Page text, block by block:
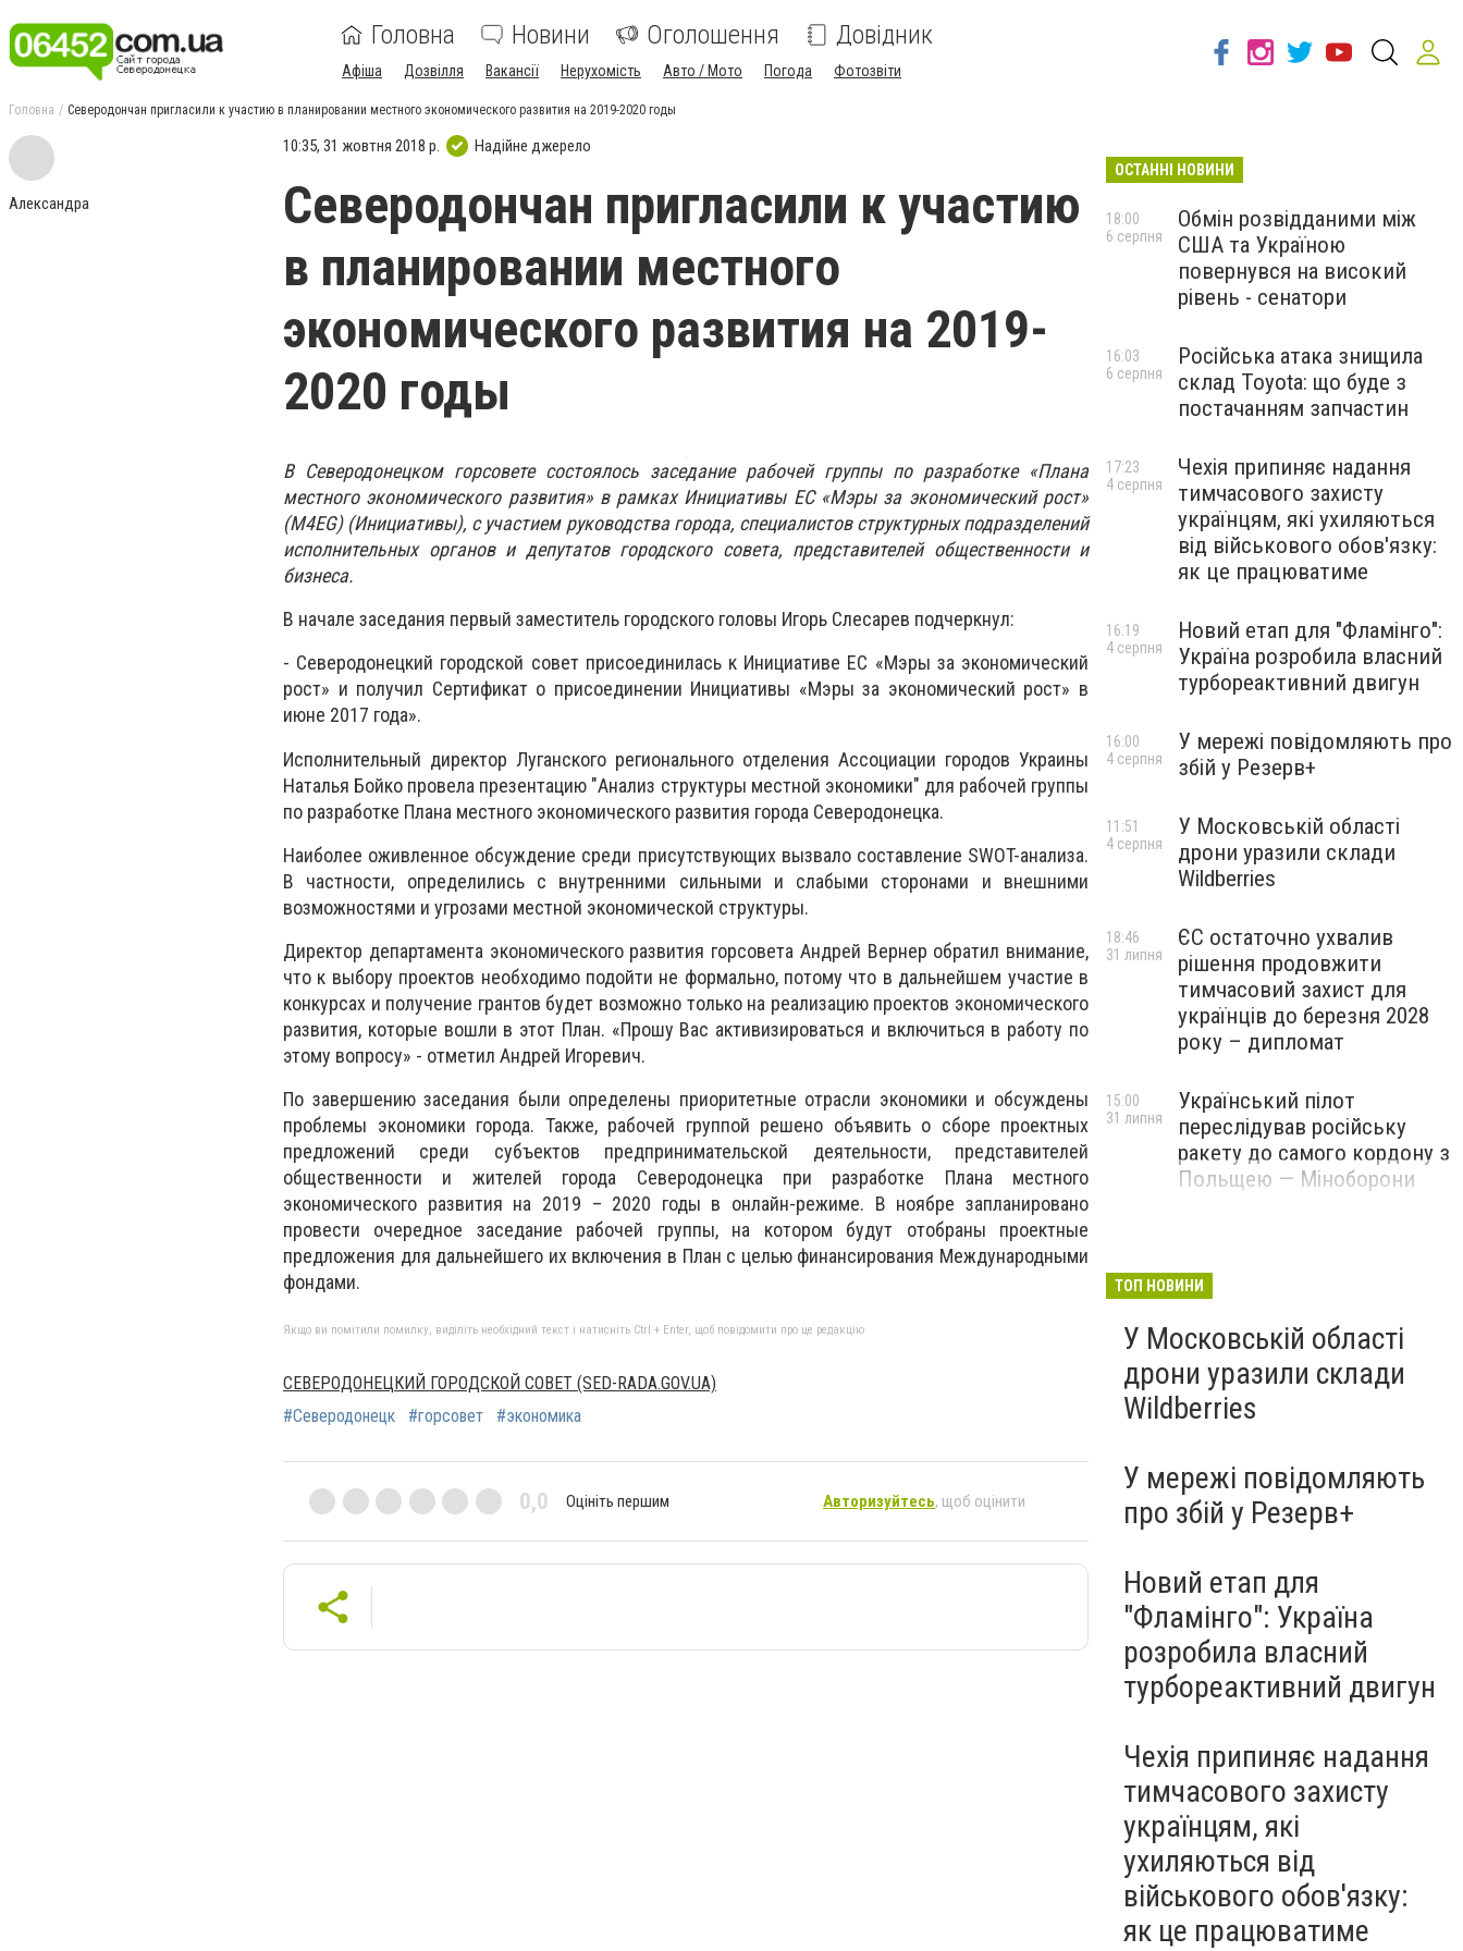
Головна Новини Оголошення Довідник
Афіша Дозвілля Вакансії Нерухомість Авто / Мото Погода Фотозвіти
Головна Северодончан пригласили к участию в планировании местного экономического развития на 2019-2020 годы
Александра
10:35, 31 жовтня 2018 р. Надійне джерело
Северодончан пригласили к участию
в планировании местного
экономического развития на 2019-
2020 годы
В Северодонецком горсовете состоялось заседание рабочей группы по разработке «Плана
местного экономического развития» в рамках Инициативы ЕС «Мэры за экономический рост»
(M4EG) (Инициативы), с участием руководства города, специалистов структурных подразделений
исполнительных органов и депутатов городского совета, представителей общественности и
бизнеса.
В начале заседания первый заместитель городского головы Игорь Слесарев подчеркнул:
- Северодонецкий городской совет присоединилась к Инициативе ЕС «Мэры за экономический
рост» и получил Сертификат о присоединении Инициативы «Мэры за экономический рост» в
июне 2017 года».
Исполнительный директор Луганского регионального отделения Ассоциации городов Украины
Наталья Бойко провела презентацию "Анализ структуры местной экономики" для рабочей группы
по разработке Плана местного экономического развития города Северодонецка.
Наиболее оживленное обсуждение среди присутствующих вызвало составление SWOT-анализа.
В частности, определились с внутренними сильными и слабыми сторонами и внешними
возможностями и угрозами местной экономической структуры.
Директор департамента экономического развития горсовета Андрей Вернер обратил внимание,
что к выбору проектов необходимо подойти не формально, потому что в дальнейшем участие в
конкурсах и получение грантов будет возможно только на реализацию проектов экономического
развития, которые вошли в этот План. «Прошу Вас активизироваться и включиться в работу по
этому вопросу» - отметил Андрей Игоревич.
По завершению заседания были определены приоритетные отрасли экономики и обсуждены
проблемы экономики города. Также, рабочей группой решено объявить о сборе проектных
предложений среди субъектов предпринимательской деятельности, представителей
общественности и жителей города Северодонецка при разработке Плана местного
экономического развития на 2019 – 2020 годы в онлайн-режиме. В ноябре запланировано
провести очередное заседание рабочей группы, на котором будут отобраны проектные
предложения для дальнейшего их включения в План с целью финансирования Международными
фондами.
Якщо ви помітили помилку, виділіть необхідний текст і натисніть Ctrl + Enter, щоб повідомити про це редакцію
СЕВЕРОДОНЕЦКИЙ ГОРОДСКОЙ СОВЕТ (SED-RADA.GOV.UA)
#Северодонецк
#горсовет #экономика
0,0 Оцініть першим Авторизуйтесь, щоб оцінити
ОСТАННІ НОВИНИ
Обмін розвідданими між
США та Україною
повернувся на високий
рівень - сенатори
18:00
6 серпня
Російська атака знищила
склад Toyota: що буде з
постачанням запчастин
16:03
6 серпня
Чехія припиняє надання
тимчасового захисту
українцям, які ухиляються
від військового обов'язку:
як це працюватиме
17:23
4 серпня
Новий етап для "Фламінго":
Україна розробила власний
турбореактивний двигун
16:19
4 серпня
У мережі повідомляють про
збій у Резерв+
16:00
4 серпня
У Московській області
дрони уразили склади
Wildberries
11:51
4 серпня
ЄС остаточно ухвалив
рішення продовжити
тимчасовий захист для
українців до березня 2028
року – дипломат
18:46
31 липня
Український пілот
переслідував російську
ракету до самого кордону з
Польщею — Міноборони
15:00
31 липня
ТОП НОВИНИ
У Московській області
дрони уразили склади
Wildberries
У мережі повідомляють
про збій у Резерв+
Новий етап для
"Фламінго": Україна
розробила власний
турбореактивний двигун
Чехія припиняє надання
тимчасового захисту
українцям, які
ухиляються від
військового обов'язку:
як це працюватиме